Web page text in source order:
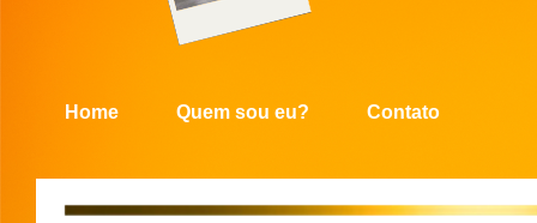
Home Quem sou eu? Contato